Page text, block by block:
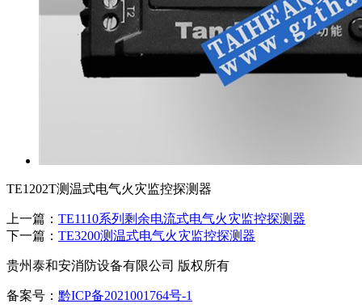
TE1202T测温式电气火灾监控探测器
上一篇： TE1110系列剩余电流式电气火灾监控探测器
下一篇： TE3200测温式电气火灾监控探测器
贵州泰和安消防设备有限公司 版权所有
备案号： 黔ICP备2021001764号-1